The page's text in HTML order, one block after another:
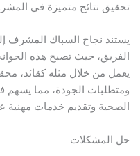
تحقيق نتائج متميزة في
يستند نجاح السباك المشرف
الفريق، حيث تصبح هذه
يعمل من خلال مثله كقائد،
ومتطلبات الجودة، مما يسهم
الصحية وتقديم خدمات مهنية
حل المشكلات